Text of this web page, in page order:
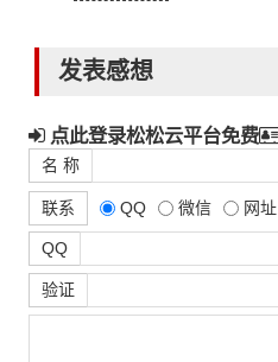
发表感想
点此登录松松云平台免费
名 称
联系 QQ 微信 网址
QQ
验证